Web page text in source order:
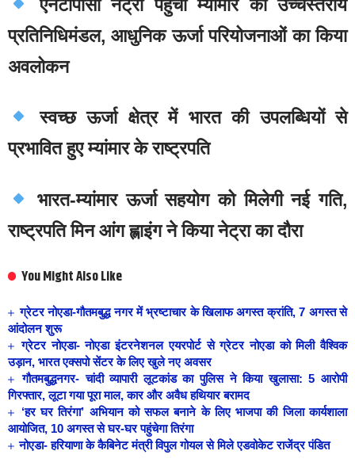
एनटीपीसी नेट्रा पहुंचा म्यांमार का उच्चस्तरीय
प्रतिनिधिमंडल, आधुनिक ऊर्जा परियोजनाओं का किया
अवलोकन
स्वच्छ ऊर्जा क्षेत्र में भारत की उपलब्धियों से
प्रभावित हुए म्यांमार के राष्ट्रपति
भारत-म्यांमार ऊर्जा सहयोग को मिलेगी नई गति,
राष्ट्रपति मिन आंग ह्लाइंग ने किया नेट्रा का दौरा
You Might Also Like
ग्रेटर नोएडा-गौतमबुद्ध नगर में भ्रष्टाचार के खिलाफ अगस्त क्रांति, 7 अगस्त से
आंदोलन शुरू
ग्रेटर नोएडा- नोएडा इंटरनेशनल एयरपोर्ट से ग्रेटर नोएडा को मिली वैश्विक
उड़ान, भारत एक्सपो सेंटर के लिए खुले नए अवसर
गौतमबुद्धनगर- चांदी व्यापारी लूटकांड का पुलिस ने किया खुलासा: 5 आरोपी
गिरफ्तार, लूटा गया पूरा माल, कार और अवैध हथियार बरामद
‘हर घर तिरंगा’ अभियान को सफल बनाने के लिए भाजपा की जिला कार्यशाला
आयोजित, 10 अगस्त से घर-घर पहुंचेगा तिरंगा
नोएडा- हरियाणा के कैबिनेट मंत्री विपुल गोयल से मिले एडवोकेट राजेंद्र पंडित